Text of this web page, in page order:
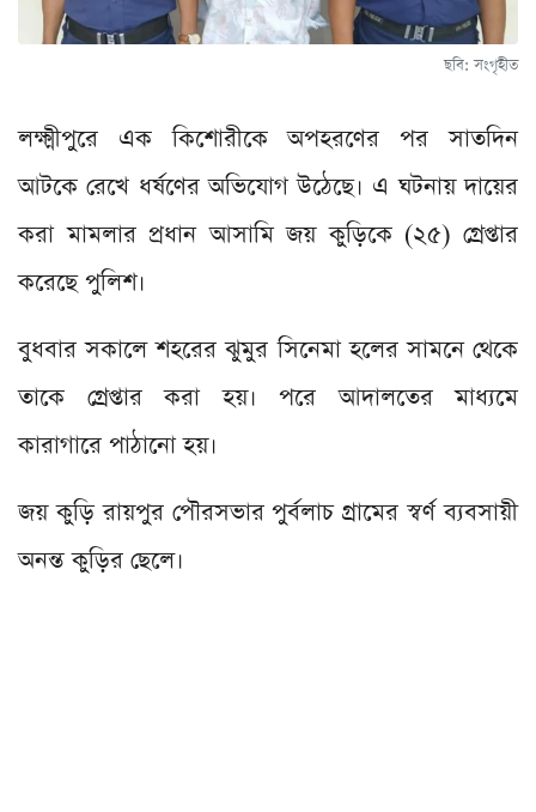
ছবি: সংগৃহীত
লক্ষ্মীপুরে এক কিশোরীকে অপহরণের পর সাতদিন
আটকে রেখে ধর্ষণের অভিযোগ উঠেছে। এ ঘটনায় দায়ের
করা মামলার প্রধান আসামি জয় কুড়িকে (২৫) গ্রেপ্তার
করেছে পুলিশ।
বুধবার সকালে শহরের ঝুমুর সিনেমা হলের সামনে থেকে
তাকে গ্রেপ্তার করা হয়। পরে আদালতের মাধ্যমে
কারাগারে পাঠানো হয়।
জয় কুড়ি রায়পুর পৌরসভার পুর্বলাচ গ্রামের স্বর্ণ ব্যবসায়ী
অনন্ত কুড়ির ছেলে।